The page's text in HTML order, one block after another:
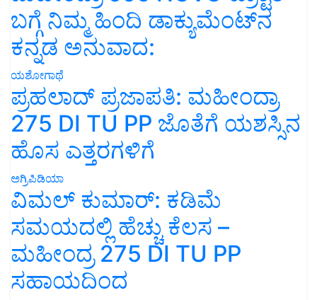
ಬಗ್ಗೆ ನಿಮ್ಮ ಹಿಂದಿ ಡಾಕ್ಯುಮೆಂಟ್‌ನ
ಕನ್ನಡ ಅನುವಾದ:
ಯಶೋಗಾಥೆ
ಪ್ರಹಲಾದ್ ಪ್ರಜಾಪತಿ: ಮಹೀಂದ್ರಾ
275 DI TU PP ಜೊತೆಗೆ ಯಶಸ್ಸಿನ
ಹೊಸ ಎತ್ತರಗಳಿಗೆ
ಅಗ್ರಿಪಿಡಿಯಾ
ವಿಮಲ್ ಕುಮಾರ್: ಕಡಿಮೆ
ಸಮಯದಲ್ಲಿ ಹೆಚ್ಚು ಕೆಲಸ –
ಮಹೀಂದ್ರ 275 DI TU PP
ಸಹಾಯದಿಂದ